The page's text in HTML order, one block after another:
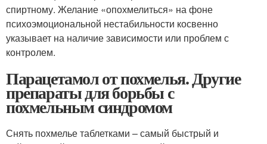
спиртному. Желание «опохмелиться» на фоне
психоэмоциональной нестабильности косвенно
указывает на наличие зависимости или проблем с
контролем.
Парацетамол от похмелья. Другие
препараты для борьбы с
похмельным синдромом
Снять похмелье таблетками – самый быстрый и